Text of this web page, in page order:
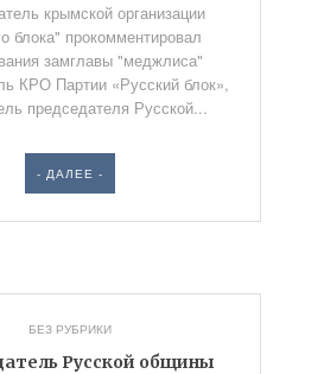
крымской организации
блока" прокомментировал
замглавы "меджлиса"
КРО Партии «Русский блок»,
председателя Русской...
- ДАЛЕЕ -
БЕЗ РУБРИКИ
Русской общины